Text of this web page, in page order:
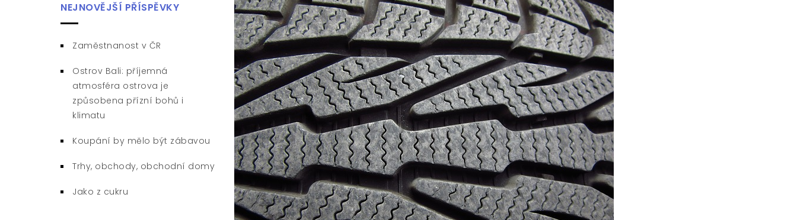
NEJNOVĚJŠÍ PŘÍSPĚVKY
Zaměstnanost v ČR
Ostrov Bali: příjemná
atmosféra ostrova je
způsobena přízní bohů i
klimatu
Koupání by mělo být zábavou
Trhy, obchody, obchodní domy
Jako z cukru